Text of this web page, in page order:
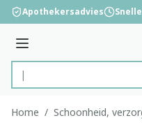
Ga naar de inhoud
Apothekersadvies
Menu
Product, merk,
Home / Schoonheid,